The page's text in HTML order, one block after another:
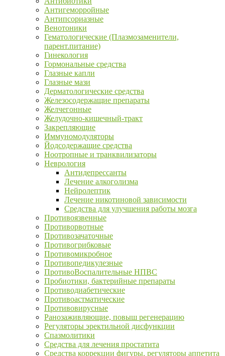
Антигеморройные
Антипсориазные
Венотоники
Гематологические (Плазмозаменители,
парент.питание)
Гинекология
Гормональные средства
Глазные капли
Глазные мази
Дерматологические средства
Железосодержащие препараты
Желчегонные
Желудочно-кишечный-тракт
Закрепляющие
Иммуномодуляторы
Йодсодержащие средства
Ноотропные и транквилизаторы
Неврология
Антидепрессанты
Лечение алкоголизма
Нейролептик
Лечение никотиновой зависимости
Средства для улучшения работы мозга
Противоязвенные
Противорвотные
Противозачаточные
Противогрибковые
Противомикробное
Противопедикулезные
ПротивоВоспалительные НПВС
Пробиотики, бактерийные препараты
Противодиабетические
Противоастматические
Противовирусные
Ранозаживляющие, повыш регенерацию
Регуляторы эректильной дисфункции
Спазмолитики
Средства для лечения простатита
Средства коррекции фигуры, регуляторы аппетита